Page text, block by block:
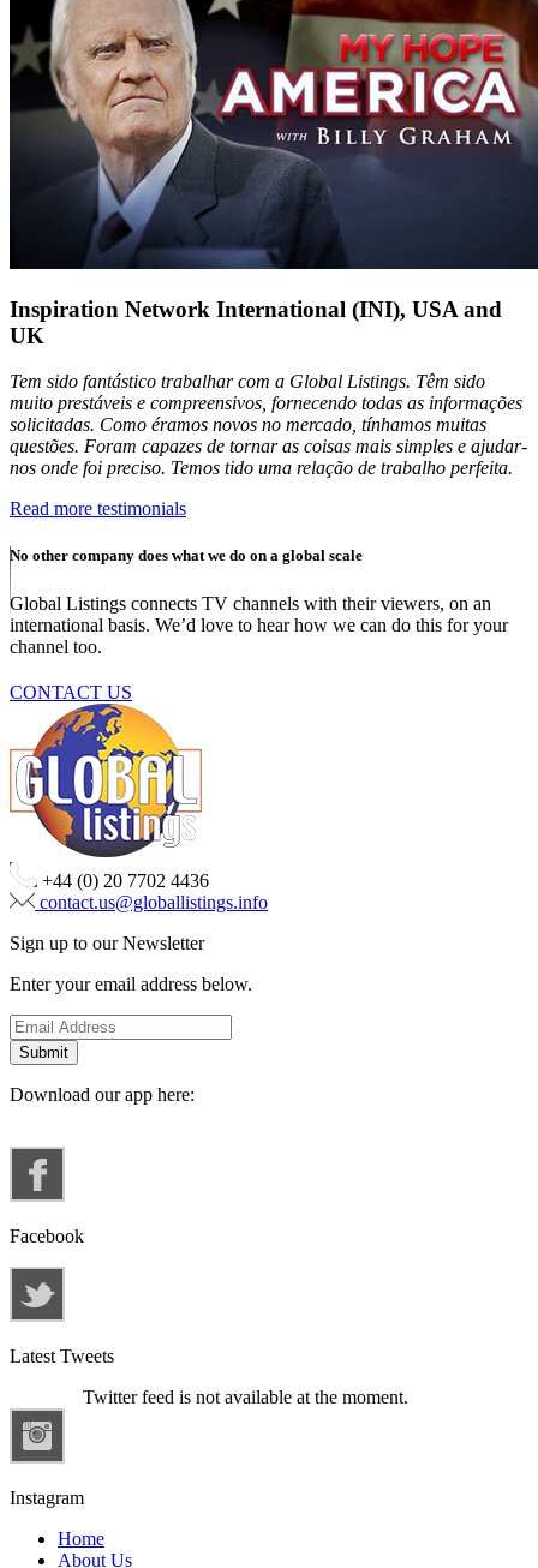
Inspiration Network International (INI), USA and
UK
Tem sido fantástico trabalhar com a Global Listings. Têm sido
muito prestáveis e compreensivos, fornecendo todas as informações
solicitadas. Como éramos novos no mercado, tínhamos muitas
questões. Foram capazes de tornar as coisas mais simples e ajudar-
nos onde foi preciso. Temos tido uma relação de trabalho perfeita.
Read more testimonials
No other company does what we do on a global scale
Global Listings connects TV channels with their viewers, on an
international basis. We’d love to hear how we can do this for your
channel too.
CONTACT US
+44 (0) 20 7702 4436
contact.us@globallistings.info
Sign up to our Newsletter
Enter your email address below.
Download our app here:
Facebook
Latest Tweets
Twitter feed is not available at the moment.
Instagram
Home
About Us